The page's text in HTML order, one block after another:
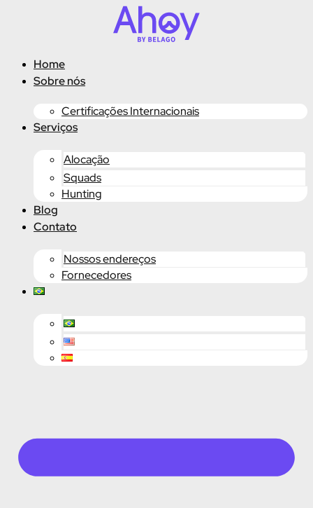
conteúdoHome
Sobre nós
Certificações Internacionais
Serviços
Alocação
Squads
Hunting
Blog
Contato
Nossos endereços
Fornecedores